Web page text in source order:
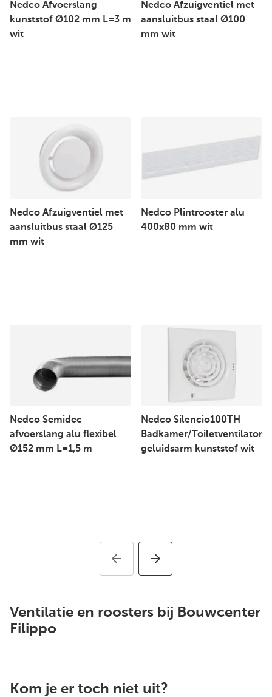
Nedco Afvoerslang
kunststof Ø102 mm L=3 m
wit
Nedco Afzuigventiel met
aansluitbus staal Ø100
mm wit
Nedco Afzuigventiel met
aansluitbus staal Ø125
mm wit
Nedco Plintrooster alu
400x80 mm wit
Nedco Semidec
afvoerslang alu flexibel
Ø152 mm L=1,5 m
Nedco Silencio100TH
Badkamer/Toiletventilator
geluidsarm kunststof wit
Ventilatie en roosters bij Bouwcenter
Filippo
Kom je er toch niet uit?